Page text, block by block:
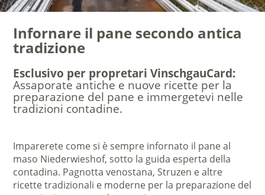
Infornare il pane secondo antica
tradizione
Esclusivo per propretari VinschgauCard:
Assaporate antiche e nuove ricette per la
preparazione del pane e immergetevi nelle
tradizioni contadine.
Imparerete come si è sempre infornato il pane al
maso Niederwieshof, sotto la guida esperta della
contadina. Pagnotta venostana, Struzen e altre
ricette tradizionali e moderne per la preparazione del